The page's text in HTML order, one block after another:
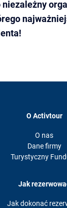
niezależny
O Activtour
O nas
Dane firmy
Turystyczny
Jak
Jak dokonać